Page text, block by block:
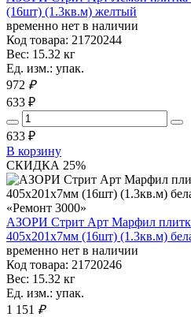
(16шт) (1.3кв.м) желтый
временно нет в наличии
Код товара: 21720244
Вес: 15.32 кг
Ед. изм.: упак.
972 ₽
633 ₽
633 ₽
В корзину
СКИДКА 25%
АЗОРИ Стрит Арт Марфил
405х201х7мм (16шт) (1.3кв.м)
временно нет в наличии
Код товара: 21720246
Вес: 15.32 кг
Ед. изм.: упак.
1 151 ₽